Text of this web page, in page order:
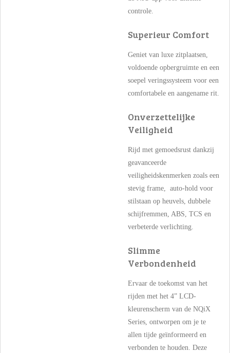
controle.
Superieur Comfort
Geniet van luxe zitplaatsen,
voldoende opbergruimte en een
soepel veringssysteem voor een
comfortabele en aangename rit.
Onverzettelijke
Veiligheid
Rijd met gemoedsrust dankzij
geavanceerde
veiligheidskenmerken zoals een
stevig frame, auto-hold voor
stilstaan op heuvels, dubbele
schijfremmen, ABS, TCS en
verbeterde verlichting.
Slimme
Verbondenheid
Ervaar de toekomst van het
rijden met het 4” LCD-
kleurenscherm van de NQiX
Series, ontworpen om je te
allen tijde geïnformeerd en
verbonden te houden. Deze